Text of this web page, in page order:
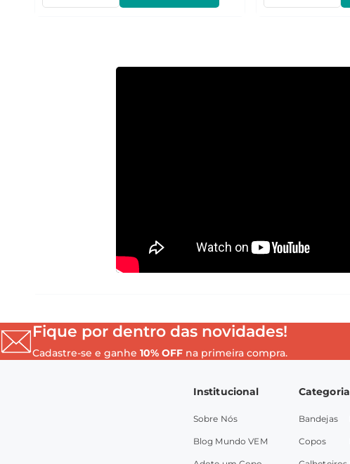
Fique por dentro das novidades!
Cadastre-se e ganhe 10% OFF na primeira compra.
Institucional
Sobre Nós
Blog Mundo VEM
Categoria
Bandejas
Copos